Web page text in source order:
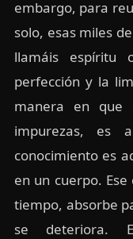
embargo, para
solo, esas miles
llamáis espíritu
perfección y la
manera en que
impurezas, es
conocimiento es
en un cuerpo.
tiempo, absorbe
se deteriora.